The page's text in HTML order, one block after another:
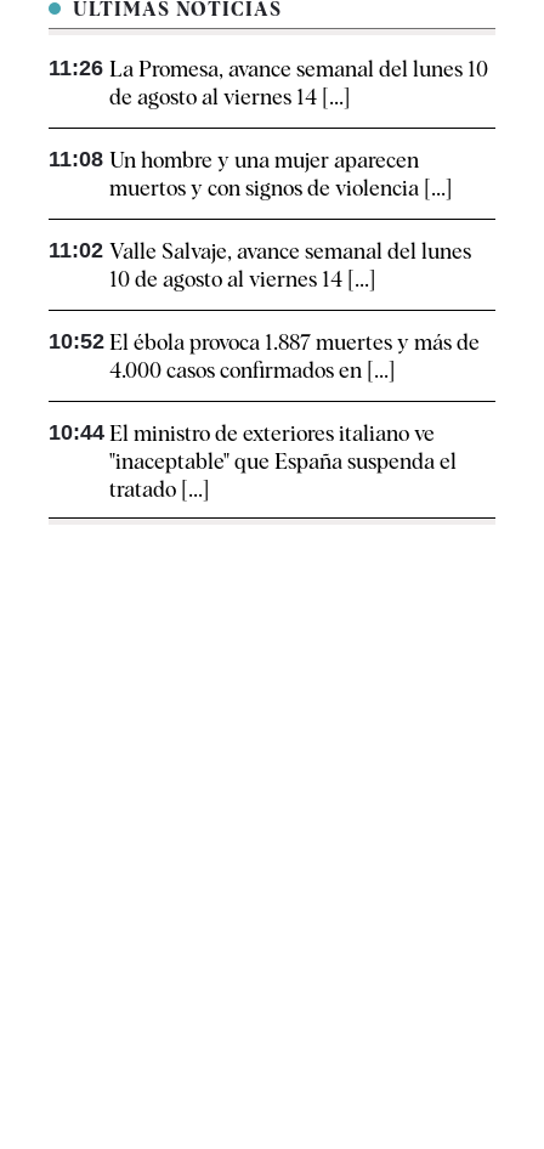
ÚLTIMAS NOTICIAS
11:26 La Promesa, avance semanal del lunes 10
de agosto al viernes 14 [...]
11:08 Un hombre y una mujer aparecen
muertos y con signos de violencia [...]
11:02 Valle Salvaje, avance semanal del lunes
10 de agosto al viernes 14 [...]
10:52 El ébola provoca 1.887 muertes y más de
4.000 casos confirmados en [...]
10:44 El ministro de exteriores italiano ve
"inaceptable" que España suspenda el
tratado [...]